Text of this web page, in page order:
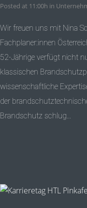
Posted at 11:00h in
Wir freuen uns mit Nina
Fachplaner:innen
52-Jährige verfügt nicht
klassischen
wissenschaftliche
der
Brandschutz schlug...